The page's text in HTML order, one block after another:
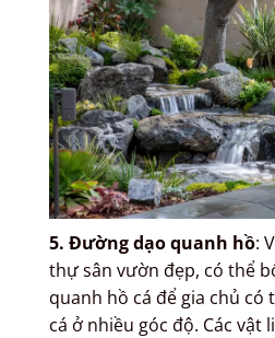
5. Đường dạo quanh hồ:
thự sân vườn đẹp, có thể
quanh hồ cá để gia chủ có
cá ở nhiều góc độ. Các vật